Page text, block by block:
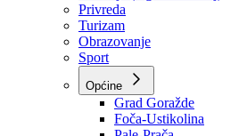
O kantonu
Simboli kantona (Grb, zastava)
Historija (digitalni muzej)
Privreda
Turizam
Obrazovanje
Sport